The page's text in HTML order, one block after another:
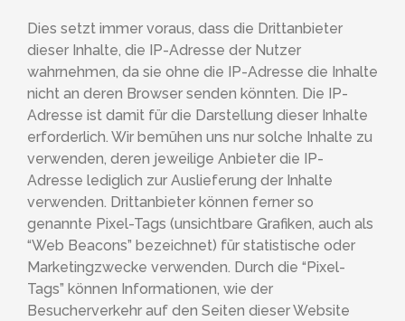
Dies setzt immer voraus, dass die Drittanbieter
dieser Inhalte, die IP-Adresse der Nutzer
wahrnehmen, da sie ohne die IP-Adresse die Inhalte
nicht an deren Browser senden könnten. Die IP-
Adresse ist damit für die Darstellung dieser Inhalte
erforderlich. Wir bemühen uns nur solche Inhalte zu
verwenden, deren jeweilige Anbieter die IP-
Adresse lediglich zur Auslieferung der Inhalte
verwenden. Drittanbieter können ferner so
genannte Pixel-Tags (unsichtbare Grafiken, auch als
“Web Beacons” bezeichnet) für statistische oder
Marketingzwecke verwenden. Durch die “Pixel-
Tags” können Informationen, wie der
Besucherverkehr auf den Seiten dieser Website